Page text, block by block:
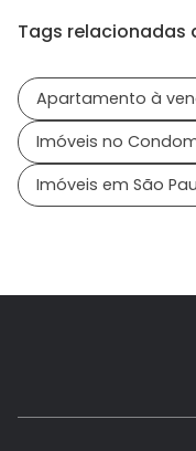
Tags relacionadas
Apartamento à
Imóveis no
Imóveis em São